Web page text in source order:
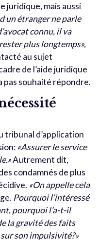
juridique, mais aussi
un étranger ne parle
connu, il va
plus longtemps»,
au sujet
de l’aide juridique
pas souhaité répondre.
tribunal d’application
«Assurer le service
Autrement dit,
condamnés de plus
«On appelle cela
Pourquoi l’intéressé
pourquoi l’a-t-il
la gravité des faits
son impulsivité?»